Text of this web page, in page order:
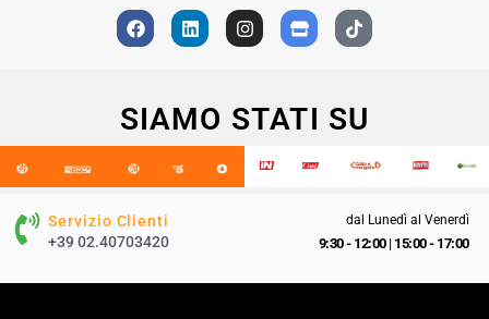
SIAMO STATI SU
Servizio Clienti
+39 02.40703420
dal Lunedì al Venerdì
9:30 - 12:00| 15:00 - 17:00